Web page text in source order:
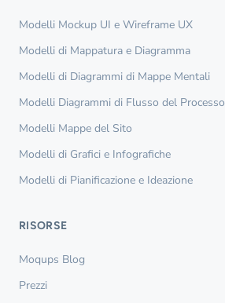
Modelli Mockup UI e Wireframe UX
Modelli di Mappatura e Diagramma
Modelli di Diagrammi di Mappe Mentali
Modelli Diagrammi di Flusso del Processo
Modelli Mappe del Sito
Modelli di Grafici e Infografiche
Modelli di Pianificazione e Ideazione
RISORSE
Moqups Blog
Prezzi